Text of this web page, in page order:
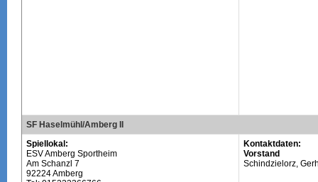
SF Haselmühl/Amberg II
Spiellokal:
ESV Amberg Sportheim
Am Schanzl 7
92224 Amberg
Kontaktdaten:
Vorstand
Schindzielorz,